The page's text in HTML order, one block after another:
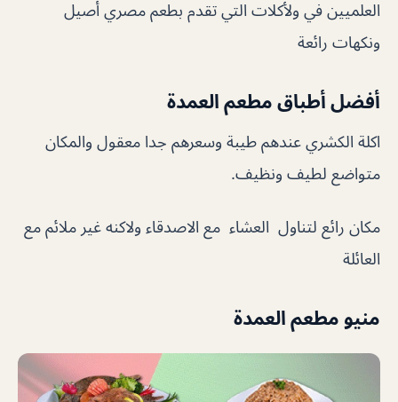
العلميين في ولأكلات التي تقدم بطعم مصري أصيل
ونكهات رائعة
أفضل أطباق مطعم العمدة
اكلة الكشري عندهم طيبة وسعرهم جدا معقول والمكان
متواضع لطيف ونظيف.
مكان رائع لتناول العشاء مع الاصدقاء ولاكنه غير ملائم مع
العائلة
منيو مطعم العمدة